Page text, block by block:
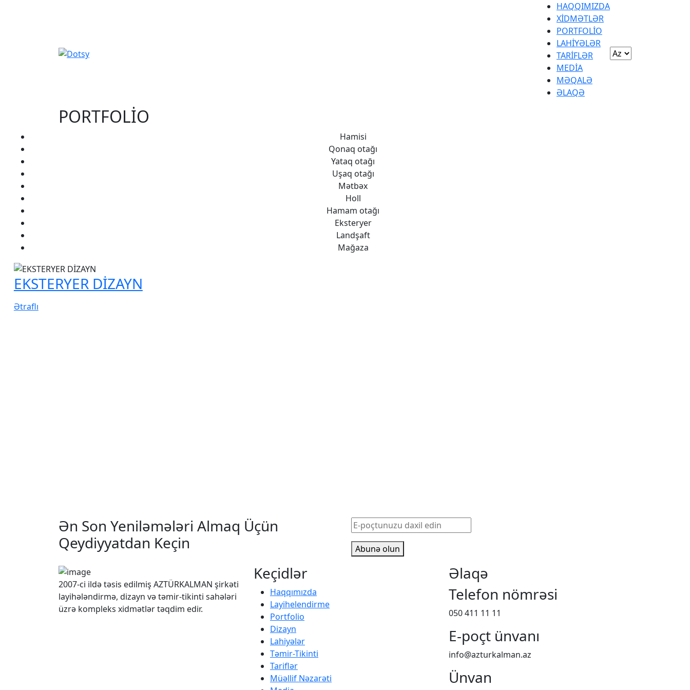
HAQQIMIZDA
XİDMƏTLƏR
PORTFOLİO
LAHİYƏLƏR
TARİFLƏR
MEDİA
MƏQALƏ
ƏLAQƏ
PORTFOLİO
Hamisi
Qonaq otağı
Yataq otağı
Uşaq otağı
Mətbəx
Holl
Hamam otağı
Eksteryer
Landşaft
Mağaza
EKSTERYER DİZAYN
Ətraflı
Ən Son Yeniləmələri Almaq Üçün
Qeydiyyatdan Keçin
Abunə olun
2007-ci ildə təsis edilmiş AZTÜRKALMAN şirkəti
layihələndirmə, dizayn və təmir-tikinti sahələri
üzrə kompleks xidmətlər təqdim edir.
Keçidlər
Haqqımızda
Layihelendirme
Portfolio
Dizayn
Lahiyələr
Təmir-Tikinti
Tariflər
Müəllif Nəzarəti
Əlaqə
Telefon nömrəsi
050 411 11 11
E-poçt ünvanı
info@azturkalman.az
Ünvan